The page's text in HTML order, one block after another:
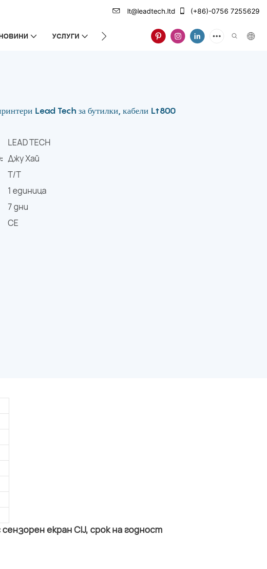
lt@leadtech.ltd (+86)-0756 7255629
УСЛУГИ ЗА НАС
Lead Tech за бутилки, кабели Lt800
LEAD TECH
Джу Хай
T/T
1 единица
7 дни
CE
екран CIJ, срок на годност